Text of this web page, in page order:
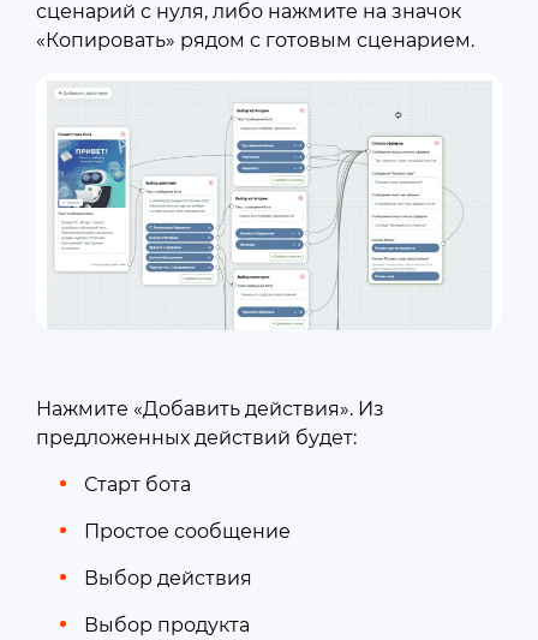
сценарий с нуля, либо нажмите на значок
«Копировать» рядом с готовым сценарием.
Нажмите «Добавить действия». Из
предложенных действий будет:
Старт бота
Простое сообщение
Выбор действия
Выбор продукта